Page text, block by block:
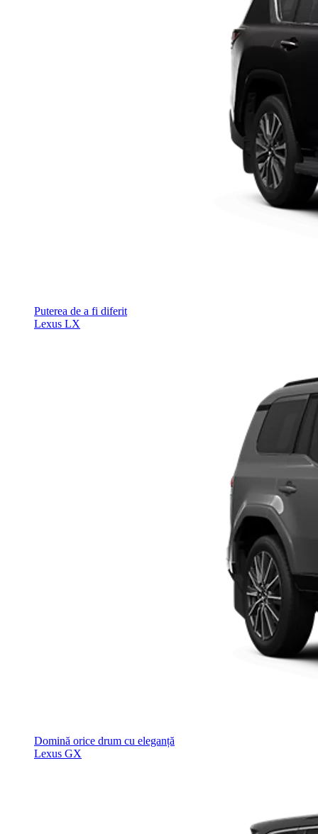
Puterea de a fi diferit
Lexus LX
Domină orice drum cu eleganță
Lexus GX